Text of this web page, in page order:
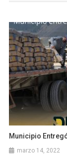
Municipio
marzo 14, 2022